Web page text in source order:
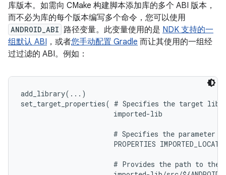
库版本。如需向 CMake 构建脚本添加库的多个 ABI 版本，
而不必为库的每个版本编写多个命令，您可以使用
ANDROID_ABI 路径变量。此变量使用的是 NDK 支持的一
组默认 ABI ，或者您手动配置 Gradle 而让其使用的一组经
过过滤的 ABI。例如：
add_library(...)
set_target_properties( # Specifies the target
                       imported-lib
# Specifies the parameter
PROPERTIES
# Provides the path to the